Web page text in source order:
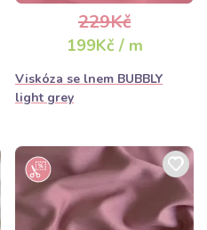
229Kč
199Kč / m
Viskóza se lnem BUBBLY
light grey